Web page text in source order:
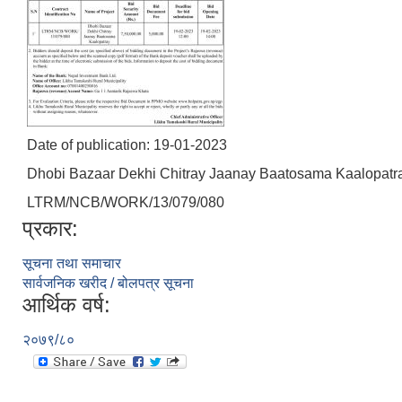
Date of publication: 19-01-2023
Dhobi Bazaar Dekhi Chitray Jaanay Baatosama
LTRM/NCB/WORK/13/079/080
प्रकार:
सूचना तथा समाचार
सार्वजनिक खरीद / बोलपत्र सूचना
आर्थिक वर्ष:
२०७९/८०